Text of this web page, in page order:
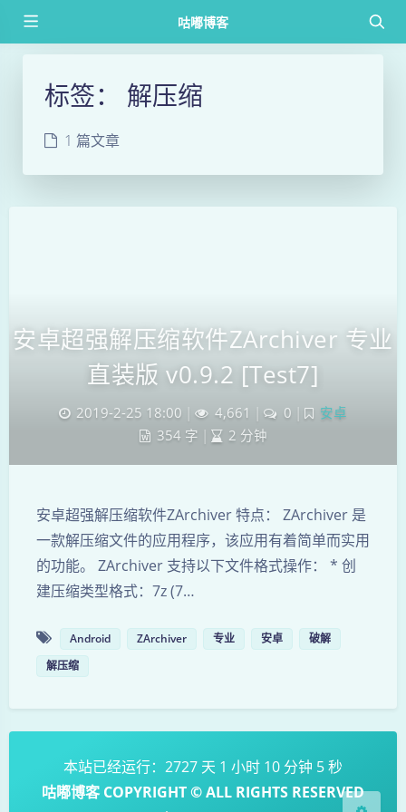
咕嘟博客
夜间模式
Sans Serif
关闭 日落 暗化 灰度
标签： 解压缩
1 篇文章
安卓超强解压缩软件ZArchiver 专业
直装版 v0.9.2 [Test7]
2019-2-25 18:00 4,661 0
安卓
354 字 | 2 分钟
安卓超强解压缩软件ZArchiver 特点： ZArchiver 是
一款解压缩文件的应用程序，该应用有着简单而实用
的功能。 ZArchiver 支持以下文件格式操作： * 创
建压缩类型格式：7z (7…
Android ZArchiver 专业 安卓
破解
解压缩
本站已经运行：2727 天 1 小时 10 分钟 5 秒
咕嘟博客 COPYRIGHT © ALL RIGHTS RESERVED